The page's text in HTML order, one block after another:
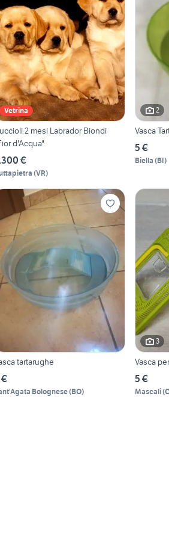
Vetrina
2 mesi Labrador Biondi
d'Acqua"
€
(VR)
2
Vasca
5 €
Biella (BI)
tartarughe
Bolognese(BO)
3
Vasca
5 €
Mascali(